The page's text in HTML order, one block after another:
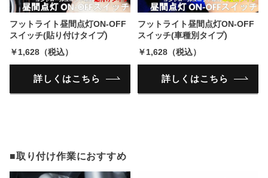
フットライト昼間点灯ON-OFF
スイッチ(貼り付けタイプ)
￥1,628（税込）
詳しくはこちら
フットライト昼間点灯ON-OFF
スイッチ(車種別タイプ)
￥1,628（税込）
詳しくはこちら
■取り付け作業におすすめ